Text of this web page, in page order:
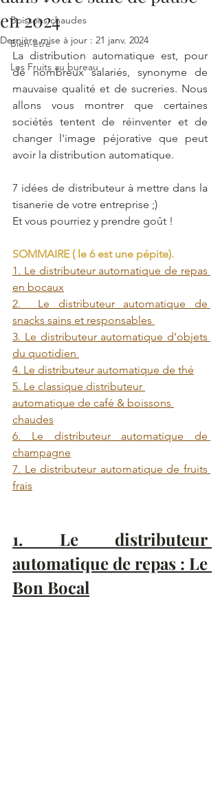
Boissons chaudes
Bien-être
Les Fruits au bureau
en 2024
Dernière mise à jour : 21 janv. 2024
La distribution automatique est, pour
de nombreux salariés, synonyme de
mauvaise qualité et de sucreries. Nous
allons vous montrer que certaines
sociétés tentent de réinventer et de
changer l'image péjorative que peut
avoir la distribution automatique.
7 idées de distributeur à mettre dans la
tisanerie de votre entreprise ;)
Et vous pourriez y prendre goût !
SOMMAIRE ( le 6 est une pépite).
1. Le distributeur automatique de repas
en bocaux
2.  Le distributeur automatique de
snacks sains et responsables
3. Le distributeur automatique d’objets
du quotidien
4. Le distributeur automatique de thé
5. Le classique distributeur
automatique de café & boissons
chaudes
6. Le distributeur automatique de
champagne
7. Le distributeur automatique de fruits
frais
1. Le distributeur
automatique de repas : Le
Bon Bocal